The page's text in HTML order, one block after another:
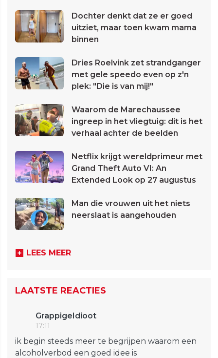
Dochter denkt dat ze er goed
uitziet, maar toen kwam mama
binnen
Dries Roelvink zet strandganger
met gele speedo even op z'n
plek: "Die is van mij!"
Waarom de Marechaussee
ingreep in het vliegtuig: dit is het
verhaal achter de beelden
Netflix krijgt wereldprimeur met
Grand Theft Auto VI: An
Extended Look op 27 augustus
Man die vrouwen uit het niets
neerslaat is aangehouden
LEES MEER
LAATSTE REACTIES
GrappigeIdioot
17:11
ik begin steeds meer te begrijpen waarom een
alcoholverbod een goed idee is